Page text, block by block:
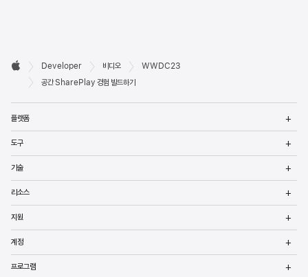
Developer
바닥글

Apple
Developer 비디오
WWDC23
공간 SharePlay 경험 빌드하기
플랫폼
도구
기술
리소스
지원
계정
프로그램